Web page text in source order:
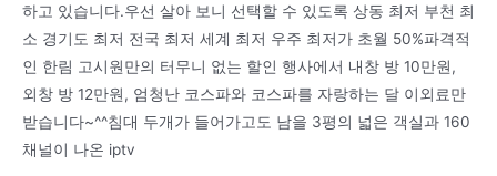
하고 있습니다.우선 살아 보니 선택할 수 있도록 상동 최저 부천 최
소 경기도 최저 전국 최저 세계 최저 우주 최저가 초월 50%파격적
인 한림 고시원만의 터무니 없는 할인 행사에서 내창 방 10만원,
외창 방 12만원, 엄청난 코스파와 코스파를 자랑하는 달 이외료만
받습니다~^^침대 두개가 들어가고도 남을 3평의 넓은 객실과 160
채널이 나온 iptv